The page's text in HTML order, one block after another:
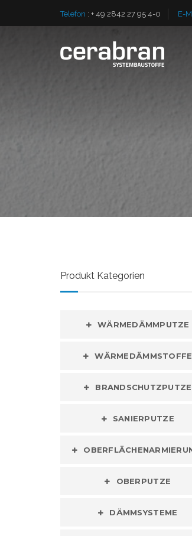
Telefon : + 49 2842 27 95 4-0 E-
Produkt Kategorien
WÄRMEDÄMMPUTZE
WÄRMEDÄMMSTOFFE
BRANDSCHUTZPUTZE
SANIERPUTZE
OBERPUTZE
DÄMMSYSTEME